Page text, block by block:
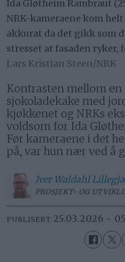
Ida Gløtheim Rambraut
NRK-kameraene kom
akkurat da det gikk som
stresset at fasaden ryker,
Lars Kristian Steen/NRK
Kontrasten mellom en
sjokoladekake med
kjøkkenet og NRKs
voldsom for Ida
Før kameraene i det
på, var hun nær ved å
Iver Waldahl
PROSJEKT- OG
PUBLISERT 25.03.2026 -